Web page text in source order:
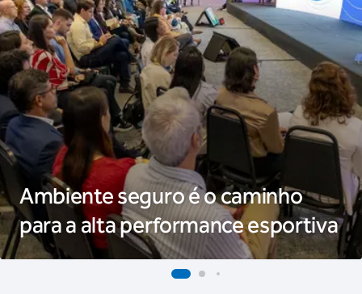
Ambiente seguro é o caminho
para a alta performance esportiva